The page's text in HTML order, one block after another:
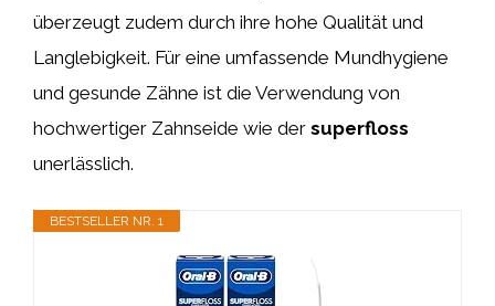
überzeugt zudem durch ihre hohe Qualität und
Langlebigkeit. Für eine umfassende Mundhygiene
und gesunde Zähne ist die Verwendung von
hochwertiger Zahnseide wie der superfloss
unerlässlich.
BESTSELLER NR. 1